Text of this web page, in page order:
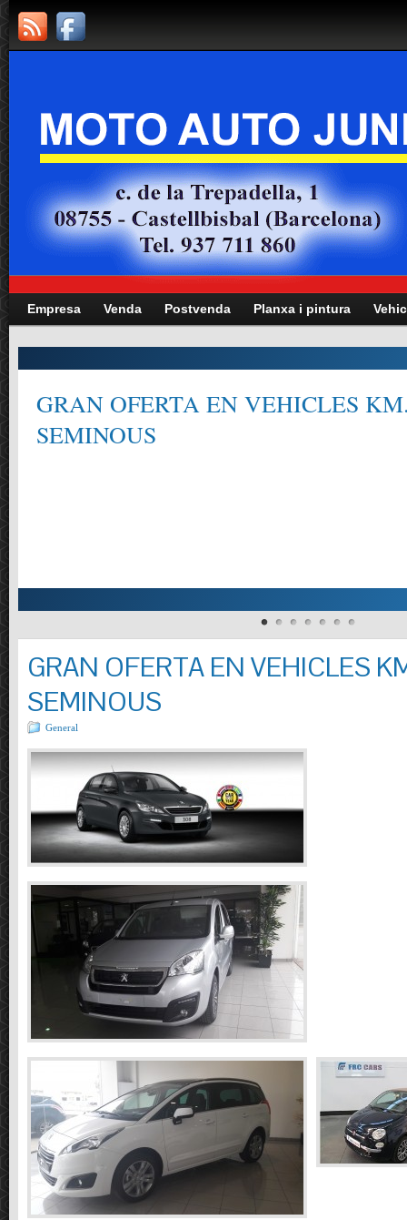
Empresa Venda Postvenda Planxa i pintura
GRAN OFERTA EN VEHICLES
SEMINOUS
GRAN OFERTA EN VEHICLES
SEMINOUS
General